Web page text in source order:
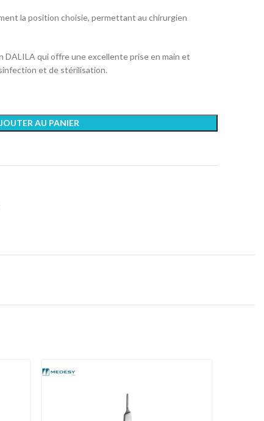
la position choisie, permettant au chirurgien
DALILA qui offre une excellente prise en main et
et de stérilisation.
AU PANIER